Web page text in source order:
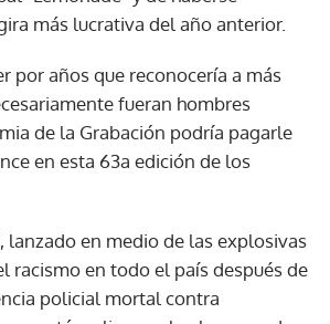
más lucrativa del año anterior.
por años que reconocería a más
fueran hombres
de la Grabación podría pagarle
en esta 63a edición de los
lanzado en medio de las explosivas
racismo en todo el país después de
policial mortal contra